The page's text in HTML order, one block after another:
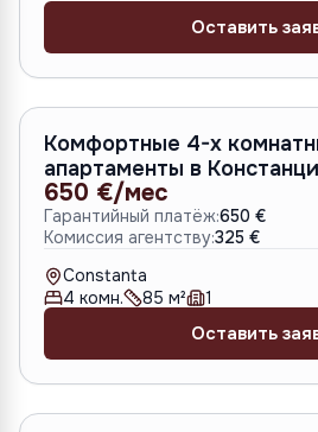
Оставить
Комфортные 4-х
апартаменты в Констанци
650 €/мес
Гарантийный платёж:650 €
Комиссия агентству:325 €
Constanta
4 комн. 85 м² 1
Оставить